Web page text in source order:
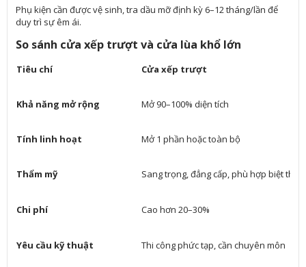
Phụ kiện cần được vệ sinh, tra dầu mỡ định kỳ 6–12 tháng/lần để
duy trì sự êm ái.
So sánh cửa xếp trượt và cửa lùa khổ lớn
Tiêu chí Cửa xếp trượt
Khả năng mở rộng Mở 90–100% diện tích
Tính linh hoạt Mở 1 phần hoặc toàn bộ
Thẩm mỹ Sang trọng, đẳng cấp, phù hợp biệt thự
Chi phí Cao hơn 20–30%
Yêu cầu kỹ thuật Thi công phức tạp, cần chuyên môn